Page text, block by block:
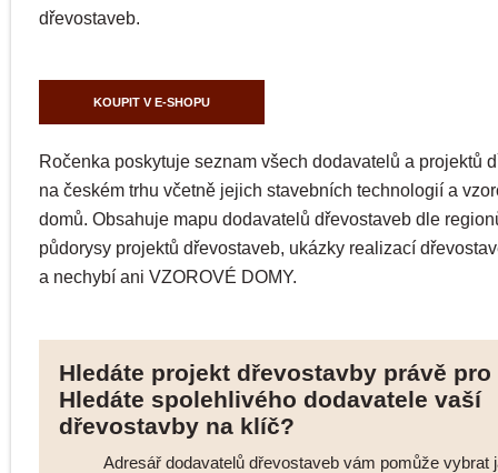
dřevostaveb.
KOUPIT V E-SHOPU
Ročenka poskytuje seznam všech dodavatelů a projektů
na českém trhu včetně jejich stavebních technologií a
domů. Obsahuje mapu dodavatelů dřevostaveb dle
půdorysy projektů dřevostaveb, ukázky realizací
a nechybí ani VZOROVÉ DOMY.
Hledáte projekt dřevostavby právě pro
Hledáte spolehlivého dodavatele vaší
dřevostavby na klíč?
Adresář dodavatelů dřevostaveb vám pomůže vybrat